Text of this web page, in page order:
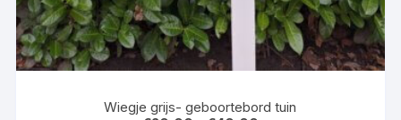
Wiegje grijs- geboortebord tuin